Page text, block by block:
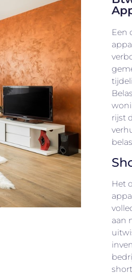
Een
rijst
Het
aan